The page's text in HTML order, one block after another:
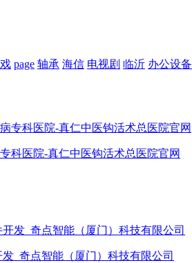
page 轴承 海信 电视剧 临沂 办公设备
科医院-真仁中医钩活术总医院官网
_奇点智能（厦门）科技有限公司